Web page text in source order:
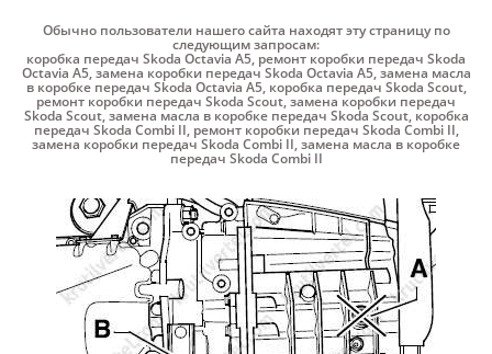
Обычно пользователи нашего сайта находят эту страницу по
следующим запросам:
коробка передач Skoda Octavia A5, ремонт коробки передач Skoda
Octavia A5,замена коробки передач Skoda Octavia A5,замена масла
в коробке передач Skoda Octavia A5, коробка передач Skoda Scout,
ремонт коробки передач Skoda Scout,замена коробки передач
Skoda Scout,замена масла в коробке передач Skoda Scout, коробка
передач Skoda Combi II, ремонт коробки передач Skoda Combi II,
замена коробки передач Skoda Combi II,замена масла в коробке
передач Skoda Combi II